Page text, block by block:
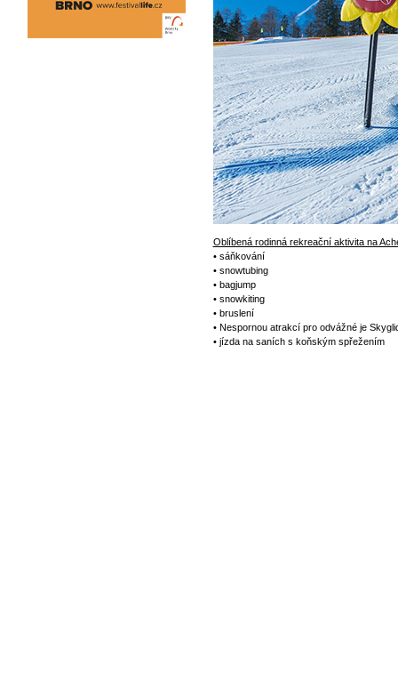
Oblíbená rodinná rekreační aktivita na
• sáňkování
• snowtubing
• bagjump
• snowkiting
• bruslení
• Nespornou atrakcí pro odvážné je
• jízda na saních s koňským spřežením